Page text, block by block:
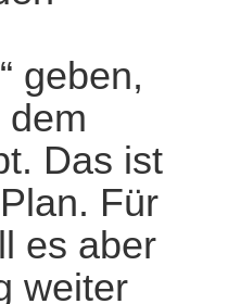
geben,
Das ist
Für
es aber
weiter